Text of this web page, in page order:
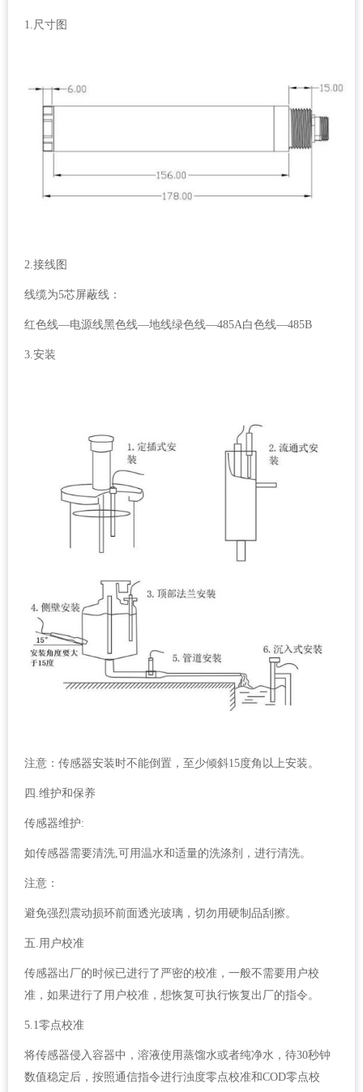
1.尺寸图
2.接线图
线缆为5芯屏蔽线：
红色线—电源线黑色线—地线绿色线—485A白色线—485B
3.安装
注意：传感器安装时不能倒置，至少倾斜15度角以上安装。
四.维护和保养
传感器维护:
如传感器需要清洗,可用温水和适量的洗涤剂，进行清洗。
注意：
避免强烈震动损环前面透光玻璃，切勿用硬制品刮擦。
五.用户校准
传感器出厂的时候已进行了严密的校准，一般不需要用户校
准，如果进行了用户校准，想恢复可执行恢复出厂的指令。
5.1零点校准
将传感器侵入容器中，溶液使用蒸馏水或者纯净水，待30秒钟
数值稳定后，按照通信指令进行浊度零点校准和COD零点校